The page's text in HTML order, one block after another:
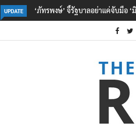
UPDATE ‘จุลพันธ์’ เผย ไทย-เมียนมา ลงนา